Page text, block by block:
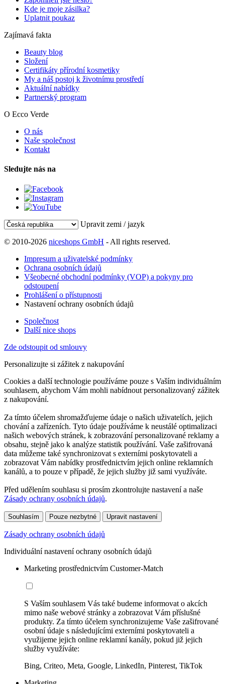
Kde je moje zásilka?
Uplatnit poukaz
Zajímavá fakta
Beauty blog
Složení
Certifikáty přírodní kosmetiky
My a náš postoj k životnímu prostředí
Aktuální nabídky
Partnerský program
O Ecco Verde
O nás
Naše společnost
Kontakt
Sledujte nás na
Upravit zemi / jazyk
© 2010-2026 niceshops GmbH - All rights reserved.
Impresum a uživatelské podmínky
Ochrana osobních údajů
Všeobecné obchodní podmínky (VOP) a pokyny pro
odstoupení
Prohlášení o přístupnosti
Nastavení ochrany osobních údajů
Společnost
Další nice shops
Zde odstoupit od smlouvy
Personalizujte si zážitek z nakupování
Cookies a další technologie používáme pouze s Vaším individuálním
souhlasem, abychom Vám mohli nabídnout personalizovaný zážitek
z nakupování.
Za tímto účelem shromažďujeme údaje o našich uživatelích, jejich
chování a zařízeních. Tyto údaje používáme k neustálé optimalizaci
našich webových stránek, k zobrazování personalizované reklamy a
obsahu, stejně jako k analýze statistik používání. Vaše zašifrovaná
data můžeme také synchronizovat s externími poskytovateli a
zobrazovat Vám nabídky prostřednictvím jejich online reklamních
kanálů, a to pouze v případě, že jejich služby již sami využíváte.
Před udělením souhlasu si prosím zkontrolujte nastavení a naše
Zásady ochrany osobních údajů.
Souhlasím Pouze nezbytné Upravit nastavení
Zásady ochrany osobních údajů
Individuální nastavení ochrany osobních údajů
Marketing prostřednictvím Customer-Match
S Vaším souhlasem Vás také budeme informovat o akcích
mimo naše webové stránky a zobrazovat Vám příslušné
produkty. Za tímto účelem synchronizujeme Vaše zašifrované
osobní údaje s následujícími externími poskytovateli a
využijeme jejich online reklamní kanály, pokud již jejich
služby využíváte:
Bing, Criteo, Meta, Google, LinkedIn, Pinterest, TikTok